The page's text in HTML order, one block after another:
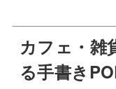
カフェ・雑
る手書き